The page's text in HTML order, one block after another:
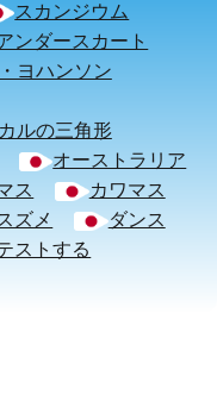
スカンジウム
ンダースカート
ヨハンソン
ルの三角形
オーストラリア
ス
カワマス
ズメ
ダンス
ストする